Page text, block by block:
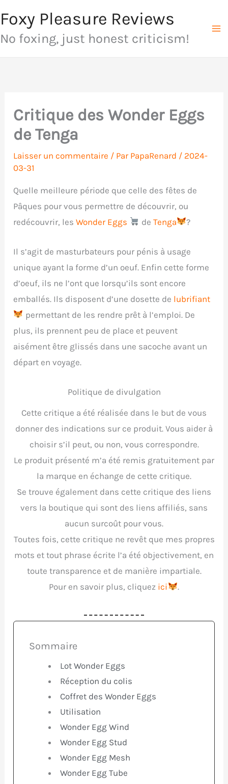
au
contenu
Foxy Pleasure Reviews
No foxing, just honest criticism!
Critique des Wonder Eggs
de Tenga
Laisser un commentaire / Par PapaRenard / 2024-
03-31
Quelle meilleure période que celle des fêtes de
Pâques pour vous permettre de découvrir, ou
redécouvrir, lesWonder Eggs de Tenga ?
Il s’agit de masturbateurs pour pénis à usage
unique ayant la forme d’un oeuf. Enfin cette forme
d’oeuf, ils ne l’ont que lorsqu’ils sont encore
emballés. Ils disposent d’une dosette de lubrifiant
permettant de les rendre prêt à l’emploi. De
plus, ils prennent peu de place et peuvent
aisément être glissés dans une sacoche avant un
départ en voyage.
Politique de divulgation
Cette critique a été réalisée dans le but de vous
donner des indications sur ce produit. Vous aider à
choisir s’il peut, ou non, vous correspondre.
Le produit présenté m’a été remis gratuitement par
la marque en échange de cette critique.
Se trouve également dans cette critique des liens
vers la boutique qui sont des liens affiliés, sans
aucun surcoût pour vous.
Toutes fois, cette critique ne revêt que mes propres
mots et tout phrase écrite l’a été objectivement, en
toute transparence et de manière impartiale.
Pour en savoir plus, cliquez ici .
Sommaire
Lot Wonder Eggs
Réception du colis
Coffret des Wonder Eggs
Utilisation
Wonder Egg Wind
Wonder Egg Stud
Wonder Egg Mesh
Wonder Egg Tube